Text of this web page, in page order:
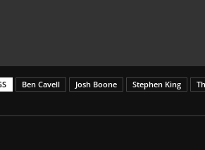
Ben Cavell Josh Boone Stephen King